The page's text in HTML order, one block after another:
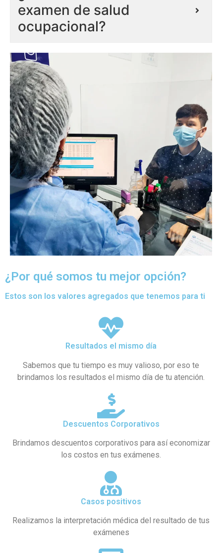
examen de salud
ocupacional?
¿Por qué somos tu mejor opción?
Estos son los valores agregados que tenemos para ti
Resultados el mismo día
Sabemos que tu tiempo es muy valioso, por eso te
brindamos los resultados el mismo día de tu atención.
Descuentos Corporativos
Brindamos descuentos corporativos para así economizar
los costos en tus exámenes.
Casos positivos
Realizamos la interpretación médica del resultado de tus
exámenes